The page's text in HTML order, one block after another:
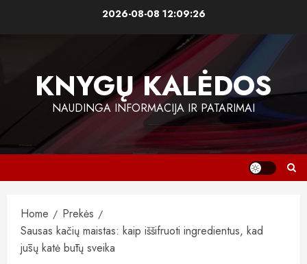
2026-08-0812:09:27
KNYGŲ KALĖDOS
NAUDINGA INFORMACIJA IR PATARIMAI
Home
Prekės
Sausas kačių maistas: kaip iššifruoti ingredientus, kad
jūsų katė būtų sveika